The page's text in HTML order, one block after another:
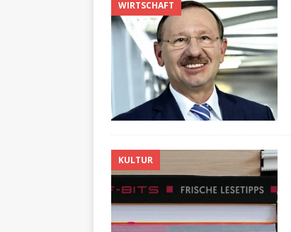
WIRTSCHAFT
KULTUR